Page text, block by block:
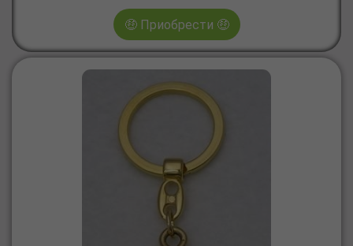
🤑 Приобрести 🤑